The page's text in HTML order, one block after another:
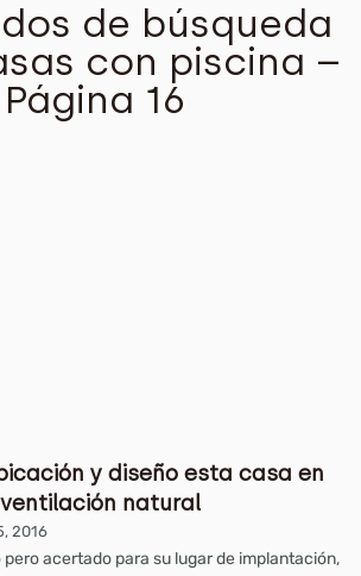
de búsqueda
con piscina –
Página 16
y diseño esta casa en
natural
2016
acertado para su lugar de implantación,